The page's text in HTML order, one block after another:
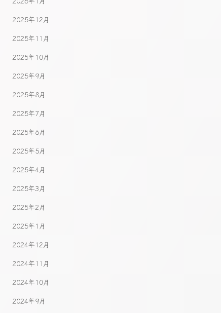
2025年12月
2025年11月
2025年10月
2025年9月
2025年8月
2025年7月
2025年6月
2025年5月
2025年4月
2025年3月
2025年2月
2025年1月
2024年12月
2024年11月
2024年10月
2024年9月